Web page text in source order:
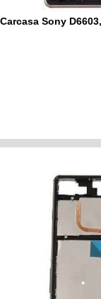
Carcasa Sony